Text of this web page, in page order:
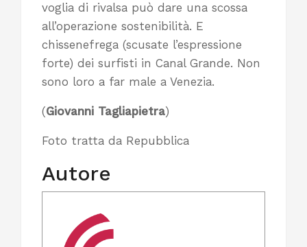
voglia di rivalsa può dare una scossa
all’operazione sostenibilità. E
chissenefrega (scusate l’espressione
forte) dei surfisti in Canal Grande. Non
sono loro a far male a Venezia.
(Giovanni Tagliapietra)
Foto tratta da Repubblica
Autore